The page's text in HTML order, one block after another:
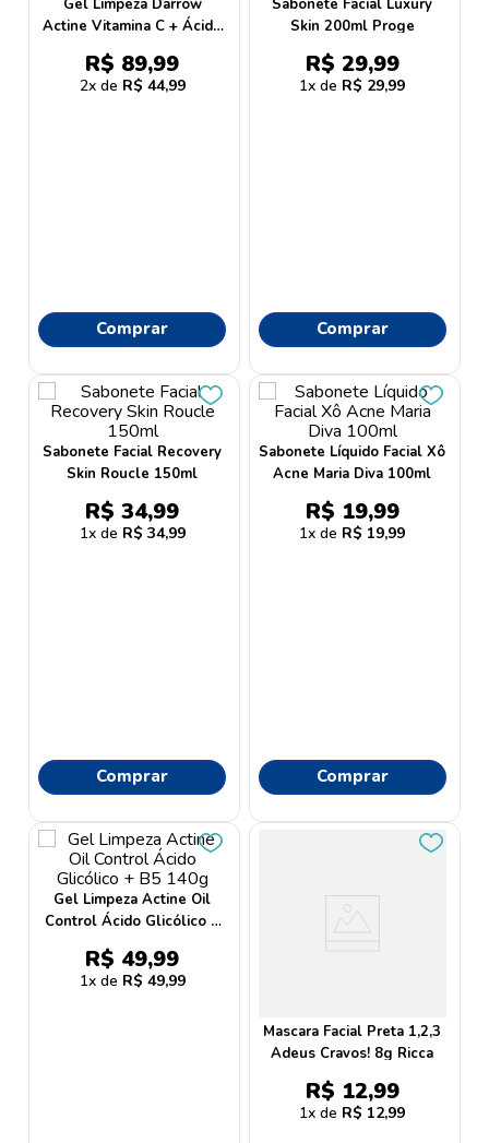
Gel Limpeza Darrow
Actine Vitamina C + Ácido
Salicílico 400g
R$ 89,99
2 R$ 44,99
Comprar
Sabonete Facial Luxury
Skin 200ml Proge
R$ 29,99
1 R$ 29,99
Comprar
Sabonete Facial Recovery
Skin Roucle 150ml
R$ 34,99
1 R$ 34,99
Comprar
Sabonete Líquido Facial Xô
Acne Maria Diva 100ml
R$ 19,99
1 R$ 19,99
Comprar
Gel Limpeza Actine Oil
Control Ácido Glicólico +
B5 140g
R$ 49,99
1 R$ 49,99
Mascara Facial Preta 1,2,3
Adeus Cravos! 8g Ricca
R$ 12,99
1 R$ 12,99